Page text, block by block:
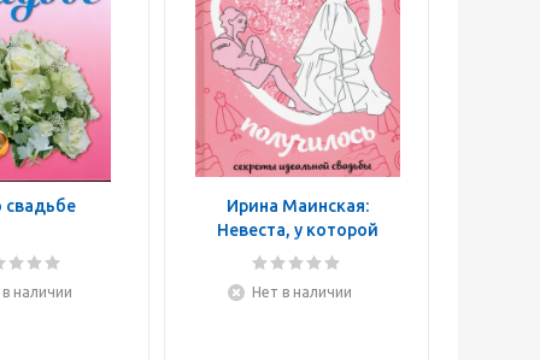
свадьбе
наличии
Ирина Маинская:
Невеста, у которой
получилось. Секреты
Нет в наличии